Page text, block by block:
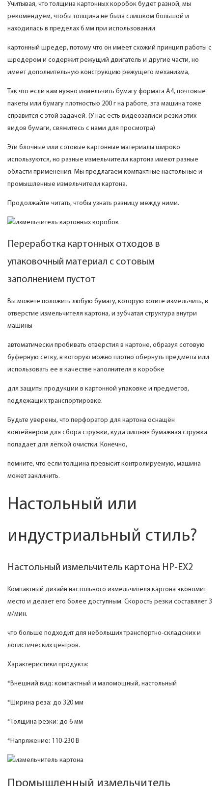
Учитывая, что толщина картонных коробок будет разной, мы
рекомендуем, чтобы толщина не была слишком большой и
находилась в пределах 6 мм при использовании
картонный шредер, потому что он имеет схожий принцип работы с
шредером и содержит режущий двигатель и другие части, но
имеет дополнительную конструкцию режущего механизма,
Так что если вам нужно измельчить бумагу формата А4, почтовые
пакеты или бумагу плотностью 200 г на работе, эта машина тоже
справится с этой задачей. (У нас есть видеозаписи резки этих
видов бумаги, свяжитесь с нами для просмотра)
Эти блочные или сотовые картонные материалы широко
используются, но разные измельчители картона имеют разные
области применения. Мы предлагаем компактные настольные и
промышленные измельчители картона.
Продолжайте читать, чтобы узнать разницу между ними.
Переработка картонных отходов в
упаковочный материал с сотовым
заполнением пустот
Вы можете положить любую бумагу, которую хотите измельчить, в
отверстие измельчителя картона, и зубчатая структура внутри
машины
автоматически пробивать отверстия в картоне, образуя сотовую
буферную сетку, в которую можно плотно обернуть предметы или
использовать ее в качестве наполнителя в коробке
для защиты продукции в картонной упаковке и предметов,
подлежащих транспортировке.
Будьте уверены, что перфоратор для картона оснащён
контейнером для сбора стружки, куда лишняя бумажная стружка
попадает для лёгкой очистки. Конечно,
помните, что если толщина превысит контролируемую, машина
может заклинить.
Настольный или
индустриальный стиль?
Настольный измельчитель картона HP-EX2
Компактный дизайн настольного измельчителя картона экономит
место и делает его более доступным. Скорость резки составляет 3
м/мин.
что больше подходит для небольших транспортно-складских и
логистических центров.
Характеристики продукта:
*Внешний вид: компактный и маломощный, настольный
*Ширина реза: до 320 мм
*Толщина резки: до 6 мм
*Напряжение: 110-230 В